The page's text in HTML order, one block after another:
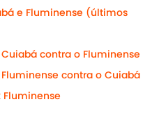
e Fluminense (últimos
contra o Fluminense
contra o Cuiabá
Fluminense